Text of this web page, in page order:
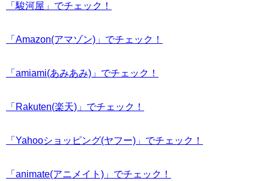
「駿河屋」でチェック！
「Amazon(アマゾン)」でチェック！
「amiami(あみあみ)」でチェック！
「Rakuten(楽天)」でチェック！
「Yahooショッピング(ヤフー)」でチェック！
「animate(アニメイト)」でチェック！